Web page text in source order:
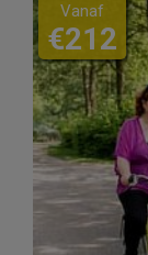
Vanaf
€212